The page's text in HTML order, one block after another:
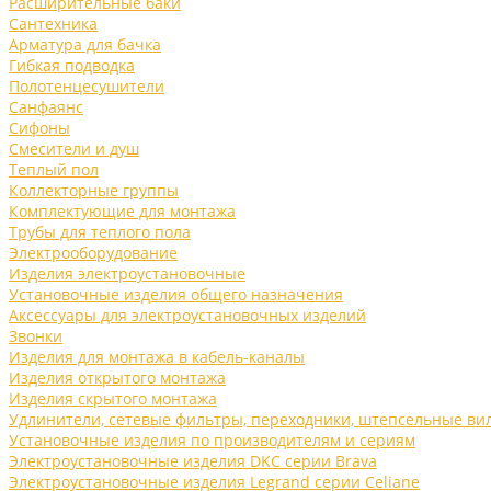
Сантехника
Арматура для бачка
Гибкая подводка
Полотенцесушители
Санфаянс
Сифоны
Смесители и душ
Теплый пол
Коллекторные группы
Комплектующие для монтажа
Трубы для теплого пола
Электрооборудование
Изделия электроустановочные
Установочные изделия общего назначения
Аксессуары для электроустановочных изделий
Звонки
Изделия для монтажа в кабель-каналы
Изделия открытого монтажа
Изделия скрытого монтажа
Удлинители, сетевые фильтры, переходники, штепсельные
Установочные изделия по производителям и сериям
Электроустановочные изделия DKC серии Brava
Электроустановочные изделия Legrand серии Celiane